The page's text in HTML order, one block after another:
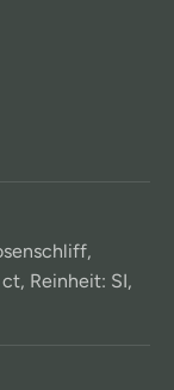
Reinheit: SI,